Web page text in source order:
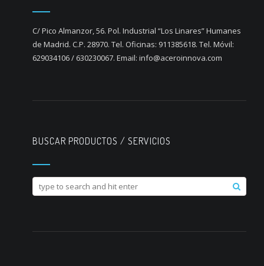
C/ Pico Almanzor, 56. Pol. Industrial “Los Linares” Humanes
de Madrid. C.P. 28970. Tel. Oficinas: 911385618. Tel. Móvil:
629034106 / 630230067. Email: info@aceroinnova.com
BUSCAR PRODUCTOS / SERVICIOS